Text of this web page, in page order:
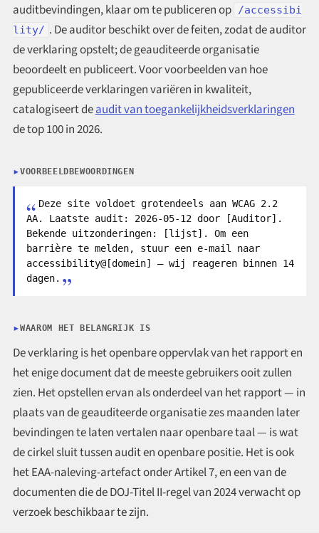
auditbevindingen, klaar om te publiceren op /accessibi
lity/ . De auditor beschikt over de feiten, zodat de auditor
de verklaring opstelt; de geauditeerde organisatie
beoordeelt en publiceert. Voor voorbeelden van hoe
gepubliceerde verklaringen variëren in kwaliteit,
catalogiseert deaudit van toegankelijkheidsverklaringen
de top 100 in 2026.
VOORBEELDBEWOORDINGEN
Deze site voldoet grotendeels aan WCAG 2.2
AA. Laatste audit: 2026-05-12 door [Auditor].
Bekende uitzonderingen: [lijst]. Om een
barrière te melden, stuur een e-mail naar
accessibility@[domein] — wij reageren binnen 14
dagen.
WAAROM HET BELANGRIJK IS
De verklaring is het openbare oppervlak van het rapport en
het enige document dat de meeste gebruikers ooit zullen
zien. Het opstellen ervan als onderdeel van het rapport — in
plaats van de geauditeerde organisatie zes maanden later
bevindingen te laten vertalen naar openbare taal — is wat
de cirkel sluit tussen audit en openbare positie. Het is ook
het EAA-naleving-artefact onder Artikel 7, en een van de
documenten die de DOJ-Titel II-regel van 2024 verwacht op
verzoek beschikbaar te zijn.